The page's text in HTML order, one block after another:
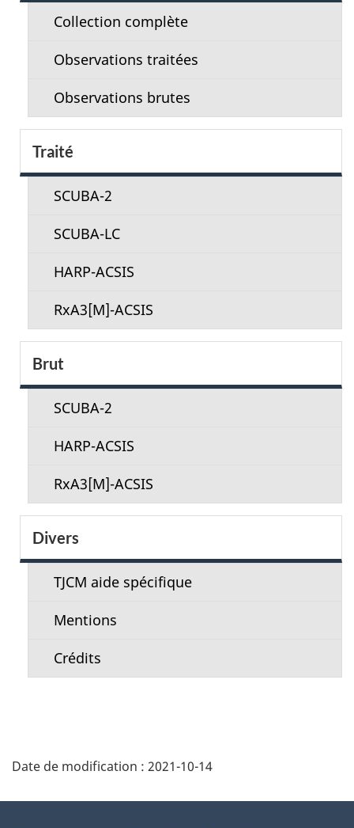
n
Collection complète
Observations traitées
Observations brutes
Traité
SCUBA-2
SCUBA-LC
HARP-ACSIS
RxA3[M]-ACSIS
Brut
SCUBA-2
HARP-ACSIS
RxA3[M]-ACSIS
Divers
TJCM aide spécifique
Mentions
Crédits
Date de modification : 2021-10-14